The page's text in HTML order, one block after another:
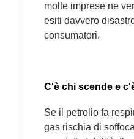
molte imprese ne
esiti davvero
consumatori.
C'è chi scende e
Se il petrolio fa
gas rischia di